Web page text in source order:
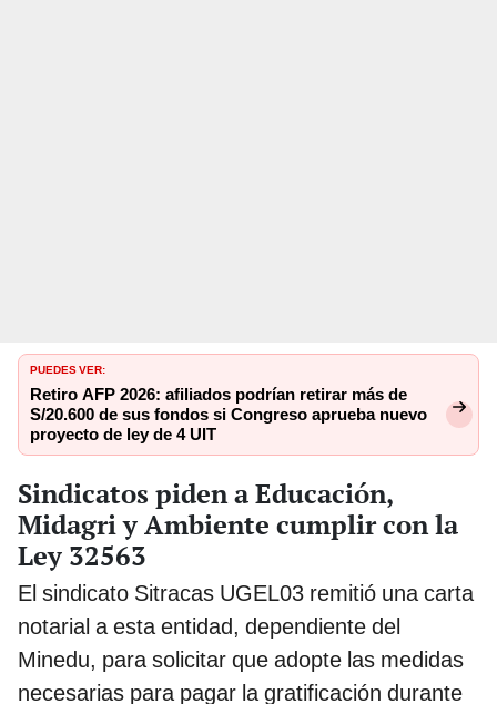
PUEDES VER:
Retiro AFP 2026: afiliados podrían retirar más de
S/20.600 de sus fondos si Congreso aprueba nuevo
proyecto de ley de 4 UIT
Sindicatos piden a Educación,
Midagri y Ambiente cumplir con la
Ley 32563
El sindicato Sitracas UGEL03 remitió una carta
notarial a esta entidad, dependiente del
Minedu, para solicitar que adopte las medidas
necesarias para pagar la gratificación durante